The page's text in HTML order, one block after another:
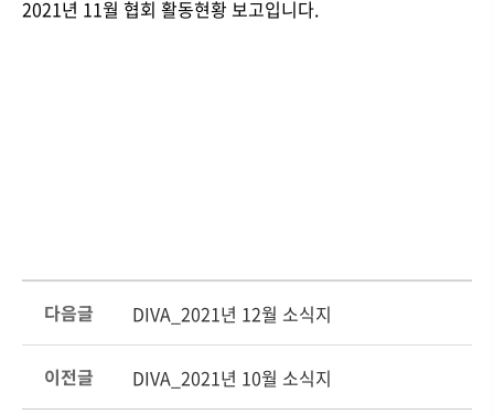
2021년 11월 협회 활동현황 보고입니다.
다음글 DIVA_2021년 12월 소식지
이전글 DIVA_2021년 10월 소식지